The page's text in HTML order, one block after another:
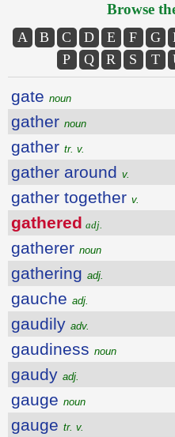
Browse
A B C D E F G
P
Q R S T
gate noun
gather noun
gather tr. v.
gather around v.
gather together v.
gathered adj.
gatherer noun
gathering adj.
gauche adj.
gaudily adv.
gaudiness noun
gaudy adj.
gauge noun
gauge tr. v.